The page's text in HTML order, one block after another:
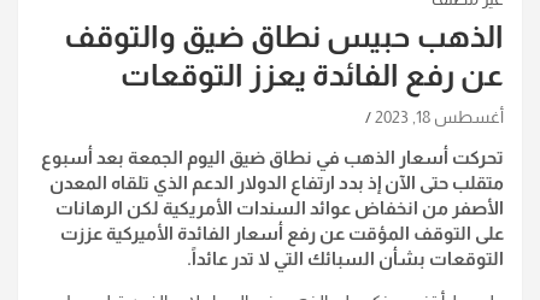
الذهب حبيس نطاق ضيق والتوقف
عن رفع الفائدة يعزز التوقعات
أغسطس 18, 2023
تحركت أسعار الذهب في نطاق ضيق اليوم الجمعة بعد أسبوع
متقلب حتى الآن إذ ‏بدد ارتفاع الدولار الدعم الذي تلقاه المعدن
الأصفر من انخفاض عوائد السندات ‏الأمريكية لكن الرهانات
على التوقف المؤقت عن رفع أسعار الفائدة الأميركية ‏عززت
التوقعات بشأن السبائك التي لا تدر عائداً.‏